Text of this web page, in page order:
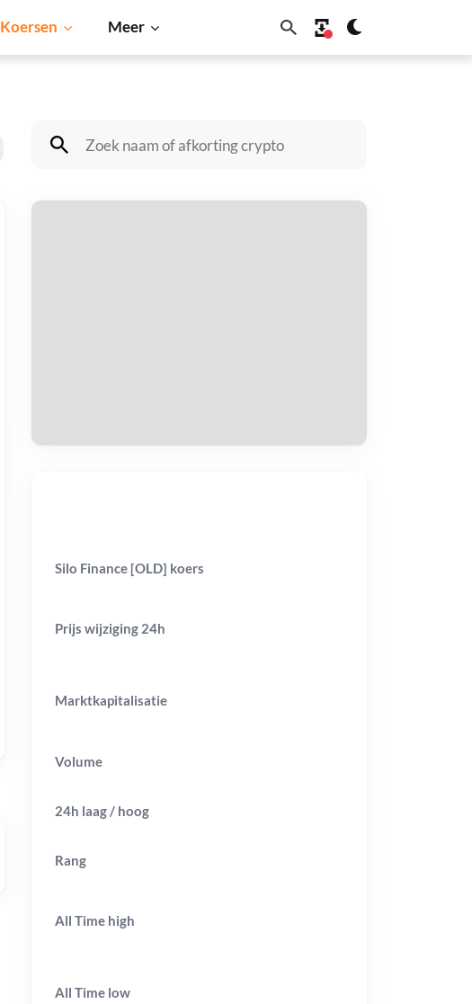
Koersen Meer
Cardano Shiba Inu Dogecoin Solana
Silo Finance [OLD] koers
Prijs wijziging 24h
Marktkapitalisatie
Volume
24h laag / hoog
Rang
All Time high
All Time low